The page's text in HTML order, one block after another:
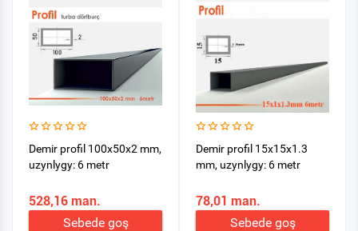
Demir profil 100x50x2 mm,
uzynlygy: 6 metr
528,16 man.
Sebede goş
Demir profil 15x15x1.3
mm, uzynlygy: 6 metr
78,01 man.
Sebede goş